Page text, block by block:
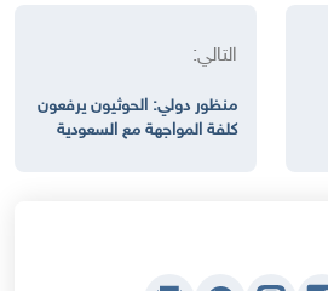
التالي:
منظور دولي: الحوثيون يرفعون
كلفة المواجهة مع السعودية